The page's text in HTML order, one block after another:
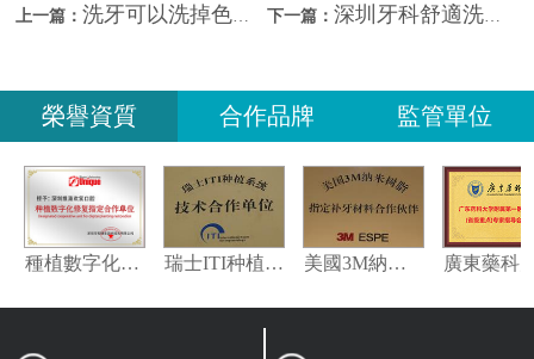
上一篇：洗牙可以洗掉色素沉著嗎？北上洗牙安全嗎？ 下一篇： 深圳牙科舒適洗牙系點樣嘅？深圳洗牙幾錢？
榮譽資質 合作品牌 監管單位
種植數字化修復指定合作單位 瑞士ITI种植系统技术合作单位 美國3M納米樹脂指定合作夥伴